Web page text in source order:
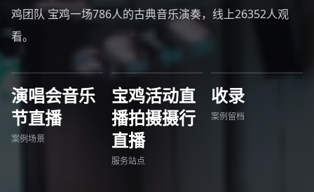
鸡团队 宝鸡一场786人的古典音乐演奏，线上26352人观
看。
演唱会音乐
节直播
案例场景
宝鸡活动直
播拍摄摄行
直播
服务站点
收录
案例留档